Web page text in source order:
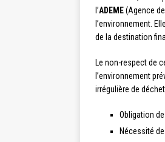
l’ADEME(Agence
l’environnement.
de la destination
Le non-respect de
l’environnement
irrégulière de
Obligation
Nécessité